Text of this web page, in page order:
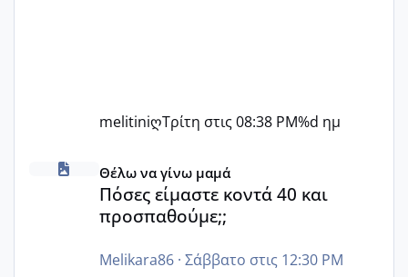
melitiniღΤρίτη στις 08:38 PM%d ημ
Πόσες είμαστε κοντά 40 και προσπαθούμε;;
Θέλω να γίνω μαμά
Πόσες είμαστε κοντά 40 και
προσπαθούμε;;
Melikara86· Σάββατο στις 12:30 PM